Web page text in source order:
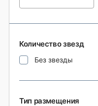
Количество звезд
Без звезды
Тип размещения